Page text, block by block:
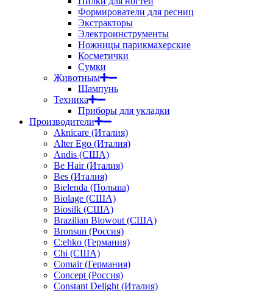
Формирователи для ресниц
Экстракторы
Электроинструменты
Ножницы парикмахерские
Косметички
Сумки
Животным
Шампунь
Техника
Приборы для укладки
Производители
Aknicare (Италия)
Alter Ego (Италия)
Andis (США)
Be Hair (Италия)
Bes (Италия)
Bielenda (Польша)
Biolage (США)
Biosilk (США)
Brazilian Blowout (США)
Bronsun (Россия)
C:ehko (Германия)
Chi (США)
Comair (Германия)
Concept (Россия)
Constant Delight (Италия)